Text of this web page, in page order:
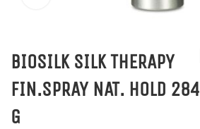
BIOSILK SILK THERAPY
FIN.SPRAY NAT. HOLD 284
G